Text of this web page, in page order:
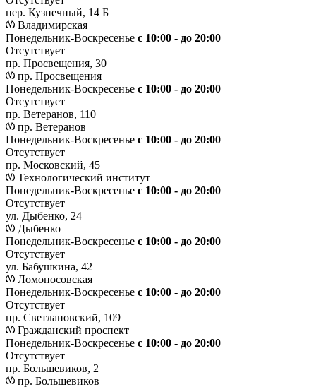
пер. Кузнечный, 14 Б
Владимирская
Понедельник-Воскресенье с 10:00 - до 20:00
Отсутствует
пр. Просвещения, 30
пр. Просвещения
Понедельник-Воскресенье c 10:00 - до 20:00
Отсутствует
пр. Ветеранов, 110
пр. Ветеранов
Понедельник-Воскресенье с 10:00 - до 20:00
Отсутствует
пр. Московский, 45
Технологический институт
Понедельник-Воскресенье с 10:00 - до 20:00
Отсутствует
ул. Дыбенко, 24
Дыбенко
Понедельник-Воскресенье с 10:00 - до 20:00
Отсутствует
ул. Бабушкина, 42
Ломоносовская
Понедельник-Воскресенье с 10:00 - до 20:00
Отсутствует
пр. Светлановский, 109
Гражданский проспект
Понедельник-Воскресенье с 10:00 - до 20:00
Отсутствует
пр. Большевиков, 2
пр. Большевиков